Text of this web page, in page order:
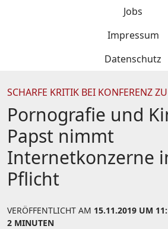
Jobs
Impressum
Datenschutz
SCHARFE KRITIK BEI KONFERENZ
Pornografie und
Papst nimmt
Internetkonzerne
Pflicht
VERÖFFENTLICHT AM 15.11.2019 UM
2 MINUTEN